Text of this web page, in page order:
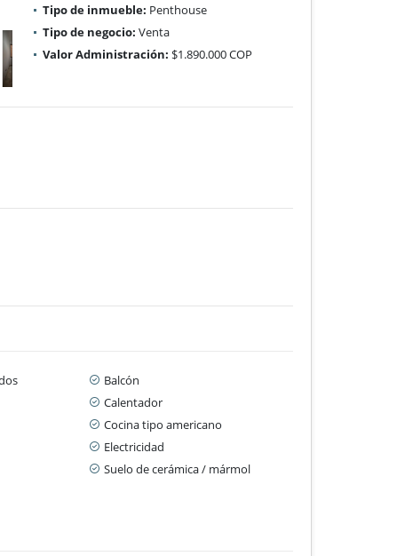
Tipo de inmueble: Penthouse
Tipo de negocio: Venta
Valor Administración: $1.890.000 COP
Balcón
Calentador
Cocina tipo americano
Electricidad
Suelo de cerámica / mármol